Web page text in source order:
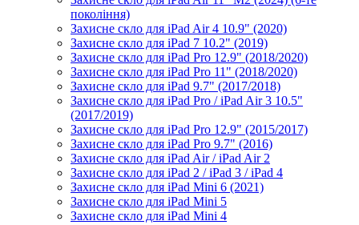
покоління)
Захисне скло для iPad Air 4 10.9" (2020)
Захисне скло для iPad 7 10.2" (2019)
Захисне скло для iPad Pro 12.9" (2018/2020)
Захисне скло для iPad Pro 11" (2018/2020)
Захисне скло для iPad 9.7" (2017/2018)
Захисне скло для iPad Pro / iPad Air 3 10.5"
(2017/2019)
Захисне скло для iPad Pro 12.9" (2015/2017)
Захисне скло для iPad Pro 9.7" (2016)
Захисне скло для iPad Air / iPad Air 2
Захисне скло для iPad 2 / iPad 3 / iPad 4
Захисне скло для iPad Mini 6 (2021)
Захисне скло для iPad Mini 5
Захисне скло для iPad Mini 4